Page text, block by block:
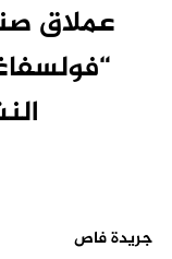
عملاق
جريدة فاص